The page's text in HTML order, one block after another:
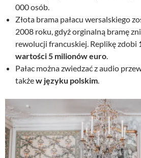
000 osób.
Złota brama pałacu wersalskiego
2008 roku, gdyż orginalną bramę
rewolucji francuskiej. Replikę zdobi
wartości 5 milionów euro.
Pałac można zwiedzać z audio
takżew języku polskim.